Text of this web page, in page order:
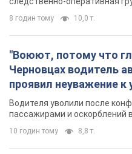
8 годин тому 10,0 т.
"Воюют, потому что
Черновцах водитель
проявил неуважение к
военным и поплатился
Видео
Водителя уволили после
пассажирами и оскорблений
10 годин тому 8,8 т.